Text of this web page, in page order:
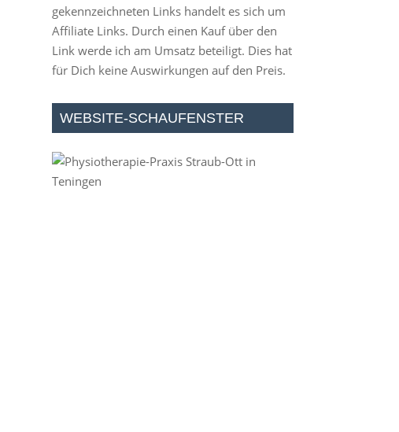
gekennzeichneten Links handelt es sich um
Affiliate Links. Durch einen Kauf über den
Link werde ich am Umsatz beteiligt. Dies hat
für Dich keine Auswirkungen auf den Preis.
WEBSITE-SCHAUFENSTER